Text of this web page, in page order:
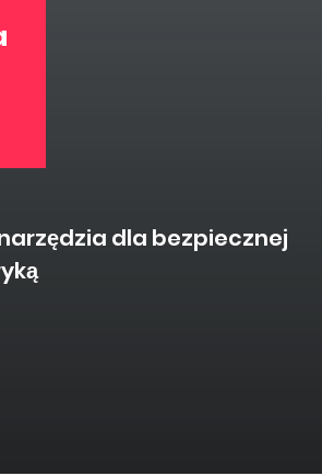
dla bezpiecznej